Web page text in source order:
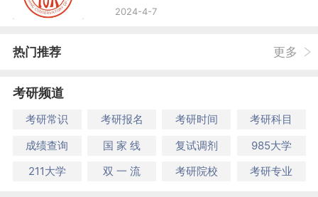
2024-4-7
热门推荐 更多
考研频道
考研常识 考研报名 考研时间
考研科目
成绩查询
国 家 线 复试调剂
985大学
211大学
双 一 流 考研院校 考研专业